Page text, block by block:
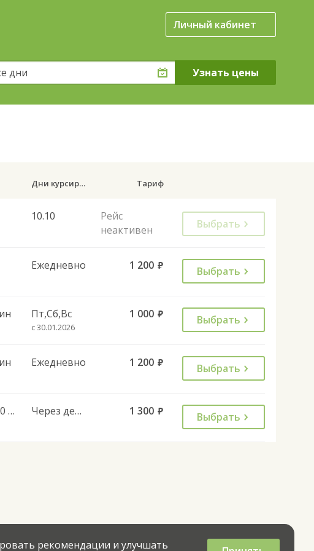
Личный кабинет
дни
Дни курсирования Тариф
10.10
Рейс
неактивен
Выбрать
Ежедневно 1 200 руб. Выбрать
Пт,Сб,Вс
с 30.01.2026
1 000 руб. Выбрать
Ежедневно 1 200 руб. Выбрать
1 д 3 ч 10 мин Через день 1 300 руб. Выбрать
рекомендации и улучшать